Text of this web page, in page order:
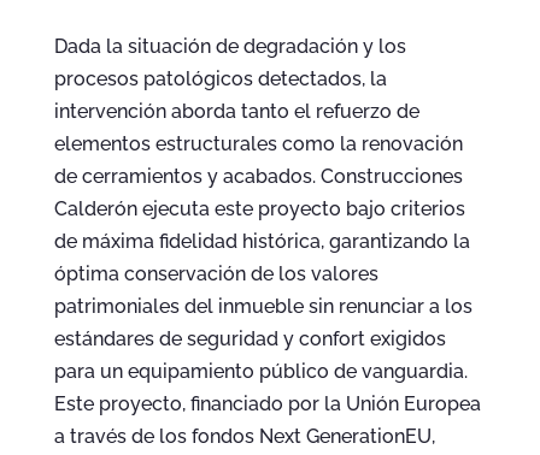
Dada la situación de degradación y los
procesos patológicos detectados, la
intervención aborda tanto el refuerzo de
elementos estructurales como la renovación
de cerramientos y acabados. Construcciones
Calderón ejecuta este proyecto bajo criterios
de máxima fidelidad histórica, garantizando la
óptima conservación de los valores
patrimoniales del inmueble sin renunciar a los
estándares de seguridad y confort exigidos
para un equipamiento público de vanguardia.
Este proyecto, financiado por la Unión Europea
a través de los fondos Next GenerationEU,